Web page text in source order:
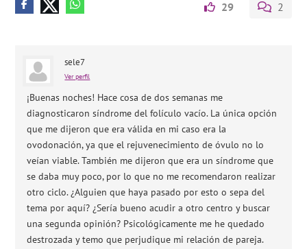
29 2
sele7
Ver perfil
¡Buenas noches! Hace cosa de dos semanas me
diagnosticaron síndrome del folículo vacío. La única opción
que me dijeron que era válida en mi caso era la
ovodonación, ya que el rejuvenecimiento de óvulo no lo
veían viable. También me dijeron que era un síndrome que
se daba muy poco, por lo que no me recomendaron realizar
otro ciclo. ¿Alguien que haya pasado por esto o sepa del
tema por aquí? ¿Sería bueno acudir a otro centro y buscar
una segunda opinión? Psicológicamente me he quedado
destrozada y temo que perjudique mi relación de pareja.